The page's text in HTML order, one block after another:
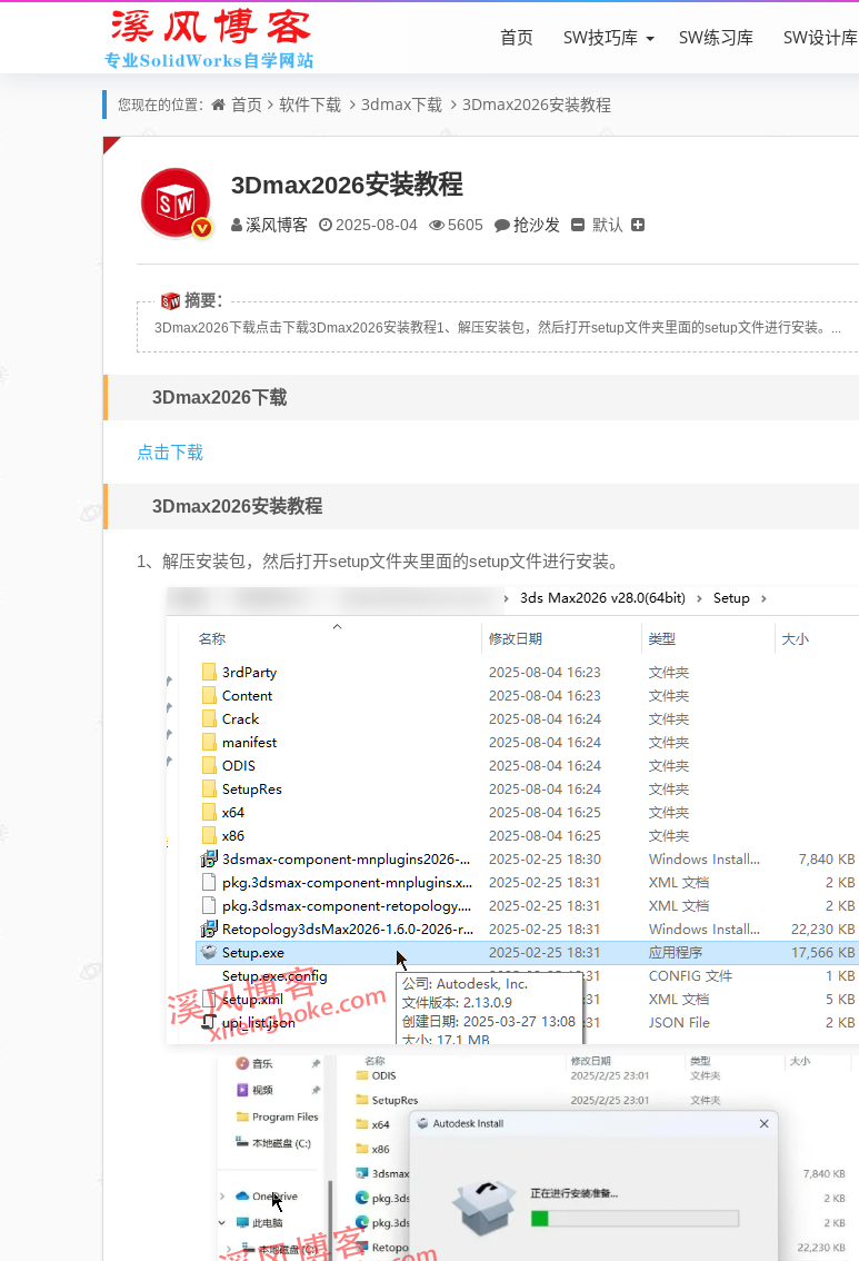
首页 SW技巧库 SW练习库 SW设计库
您现在的位置： 首页 软件下载 3dmax下载 3Dmax2026安装教程
3Dmax2026安装教程
溪风博客 2025-08-04 5605 抢沙发 默认
摘要：
3Dmax2026下载点击下载3Dmax2026安装教程1、解压安装包，然后打开setup文件夹里面的setup文件进行安装。...
3Dmax2026下载
点击下载
3Dmax2026安装教程
1、解压安装包，然后打开setup文件夹里面的setup文件进行安装。